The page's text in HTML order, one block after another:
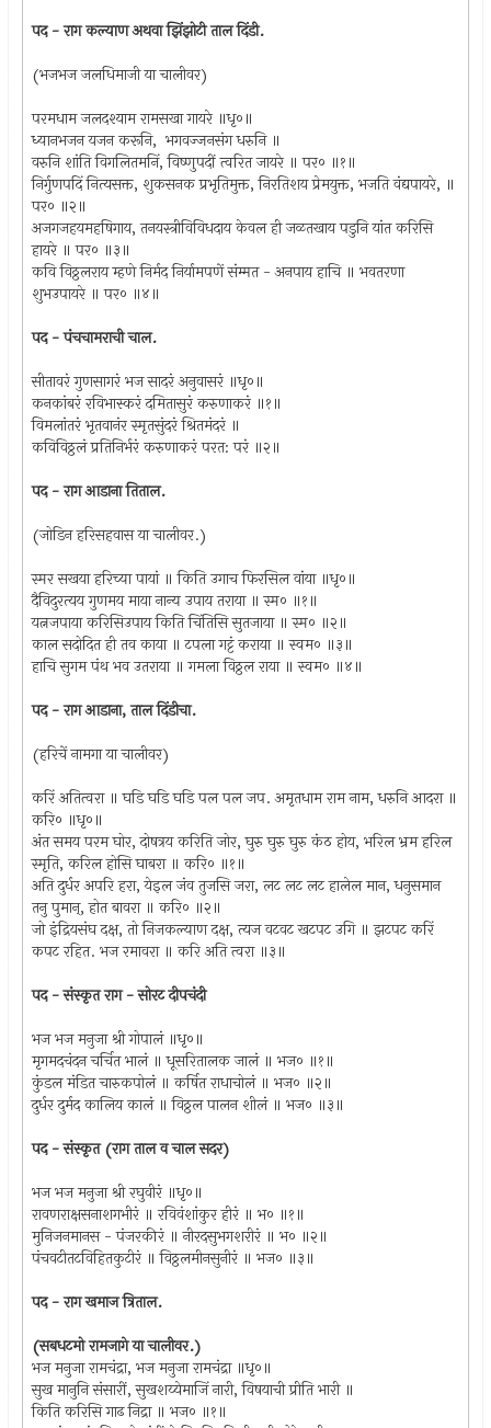
पद - राग कल्याण अथवा झिंझोटी ताल दिंडी.
(भजभज जलधिमाजी या चालीवर)
परमधाम जलदश्याम रामसखा गायरे ॥धृ०॥
ध्यानभजन यजन करूनि, भगवज्जनसंग धरुनि ॥
वरुनि शांति विगलितमनिं, विष्णुपदीं त्वरित जायरे ॥ पर० ॥१॥
निर्गुणपदिं नित्यसक्त, शुकसनक प्रभृतिमुक्त, निरतिशय प्रेमयुक्त, भजति वंद्यपायरे, ॥
पर० ॥२॥
अजगजहयमहषिगाय, तनयस्त्रीविविधदाय केवल ही जळतखाय पडुनि यांत करिसि
हायरे ॥ पर० ॥३॥
कवि विठ्ठलराय म्हणे निर्मद निर्यामपणें संम्मत - अनपाय हाचि ॥ भवतरणा
शुभउपायरे ॥ पर० ॥४॥
पद - पंचचामराची चाल.
सीतावरं गुणसागरं भज सादरं अनुवासरं ॥धृ०॥
कनकांबरं रविभास्करं दमितासुरं करुणाकरं ॥१॥
विमलांतरं भृतवानंर स्मृतसुंदरं श्रितमंदरं ॥
कविविठ्ठलं प्रतिनिर्भरं करुणाकरं परत: परं ॥२॥
पद - राग आडाना तिताल.
(जोडिन हरिसहवास या चालीवर.)
स्मर सखया हरिच्या पायां ॥ किति उगाच फिरसिल वांया ॥धृ०॥
दैविदुरत्यय गुणमय माया नान्य उपाय तराया ॥ स्म० ॥१॥
यत्नजपाया करिसिउपाय किति चिंतिसि सुतजाया ॥ स्म० ॥२॥
काल सदोदित ही तव काया ॥ टपला गट्टं कराया ॥ स्वम० ॥३॥
हाचि सुगम पंथ भव उतराया ॥ गमला विठ्ठल राया ॥ स्वम० ॥४॥
पद - राग आडाना, ताल दिंडीचा.
(हरिचें नामगा या चालीवर)
करिं अतित्वरा ॥ घडि घडि घडि पल पल जप. अमृतधाम राम नाम, धरुनि आदरा ॥
करि० ॥धृ०॥
अंत समय परम घोर, दोषत्रय करिति जोर, घुरु घुरु घुरु कंठ होय, भरिल भ्रम हरिल
स्मृति, करिल होसि घाबरा ॥ करि० ॥१॥
अति दुर्धर अपरि हरा, येइल जंव तुजसि जरा, लट लट लट हालेल मान, धनुसमान
तनु पुमान्, होत बावरा ॥ करि० ॥२॥
जो इंद्रियसंघ दक्ष, तो निजकल्याण दक्ष, त्यज वटवट खटपट उगि ॥ झटपट करिं
कपट रहित. भज रमावरा ॥ करि अति त्वरा ॥३॥
पद - संस्कृत राग - सोरट दीपचंदी
भज भज मनुजा श्री गोपालं ॥धृ०॥
मृगमदचंदन चर्चित भालं ॥ धूसरितालक जालं ॥ भज० ॥१॥
कुंडल मंडित चारुकपोलं ॥ कर्षित राधाचोलं ॥ भज० ॥२॥
दुर्धर दुर्मद कालिय कालं ॥ विठ्ठल पालन शीलं ॥ भज० ॥३॥
पद - संस्कृत (राग ताल व चाल सदर)
भज भज मनुजा श्री रघुवीरं ॥धृ०॥
रावणराक्षसनाशगभीरं ॥ रविवंशांकुर हीरं ॥ भ० ॥१॥
मुनिजनमानस - पंजरकीरं ॥ नीरदसुभगशरीरं ॥ भ० ॥२॥
पंचवटीतटविहितकुटीरं ॥ विठ्ठलमीनसुनीरं ॥ भज० ॥३॥
पद - राग खमाज त्रिताल.
(सबधटमो रामजागे या चालीवर.)
भज मनुजा रामचंद्रा, भज मनुजा रामचंद्रा ॥धृ०॥
सुख मानुनि संसारीं, सुखशय्येमाजिं नारी, विषयाची प्रीति भारी ॥
किति करिसि गाढ निद्रा ॥ भज० ॥१॥